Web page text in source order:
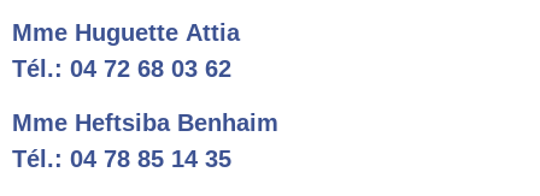
Mme Huguette Attia
Tél.: 04 72 68 03 62
Mme Heftsiba Benhaim
Tél.: 04 78 85 14 35